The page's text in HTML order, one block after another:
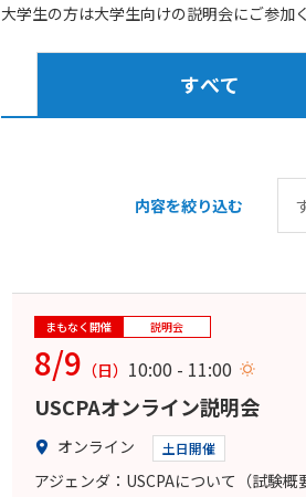
大学生の方は大学生向けの説明会にご参加
すべて
内容を絞り込む
まもなく開催 説明会
8/9 （日） 10:00 - 11:00
USCPAオンライン説明会
オンライン 土日開催
アジェンダ：USCPAについて（試験